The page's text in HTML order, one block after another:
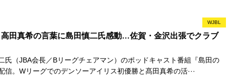
WJBL
田真希の言葉に島田慎二氏感動…佐賀・金沢出張でクラブ
（JBA会長／Bリーグチェアマン）のポッドキャスト番組『島田の
信。Wリーグでのデンソーアイリス初優勝と髙田真希の活···